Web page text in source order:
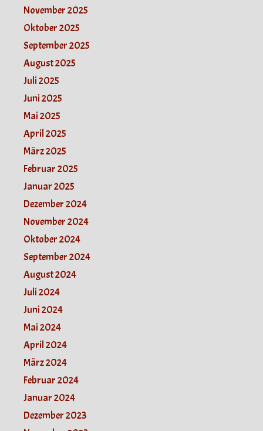
November 2025
Oktober 2025
September 2025
August 2025
Juli 2025
Juni 2025
Mai 2025
April 2025
März 2025
Februar 2025
Januar 2025
Dezember 2024
November 2024
Oktober 2024
September 2024
August 2024
Juli 2024
Juni 2024
Mai 2024
April 2024
März 2024
Februar 2024
Januar 2024
Dezember 2023